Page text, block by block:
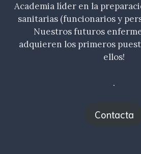
Academia líder en la
sanitarias (funcionarios y
Nuestros futuros
adquieren los primeros
ellos!
.
Contacta